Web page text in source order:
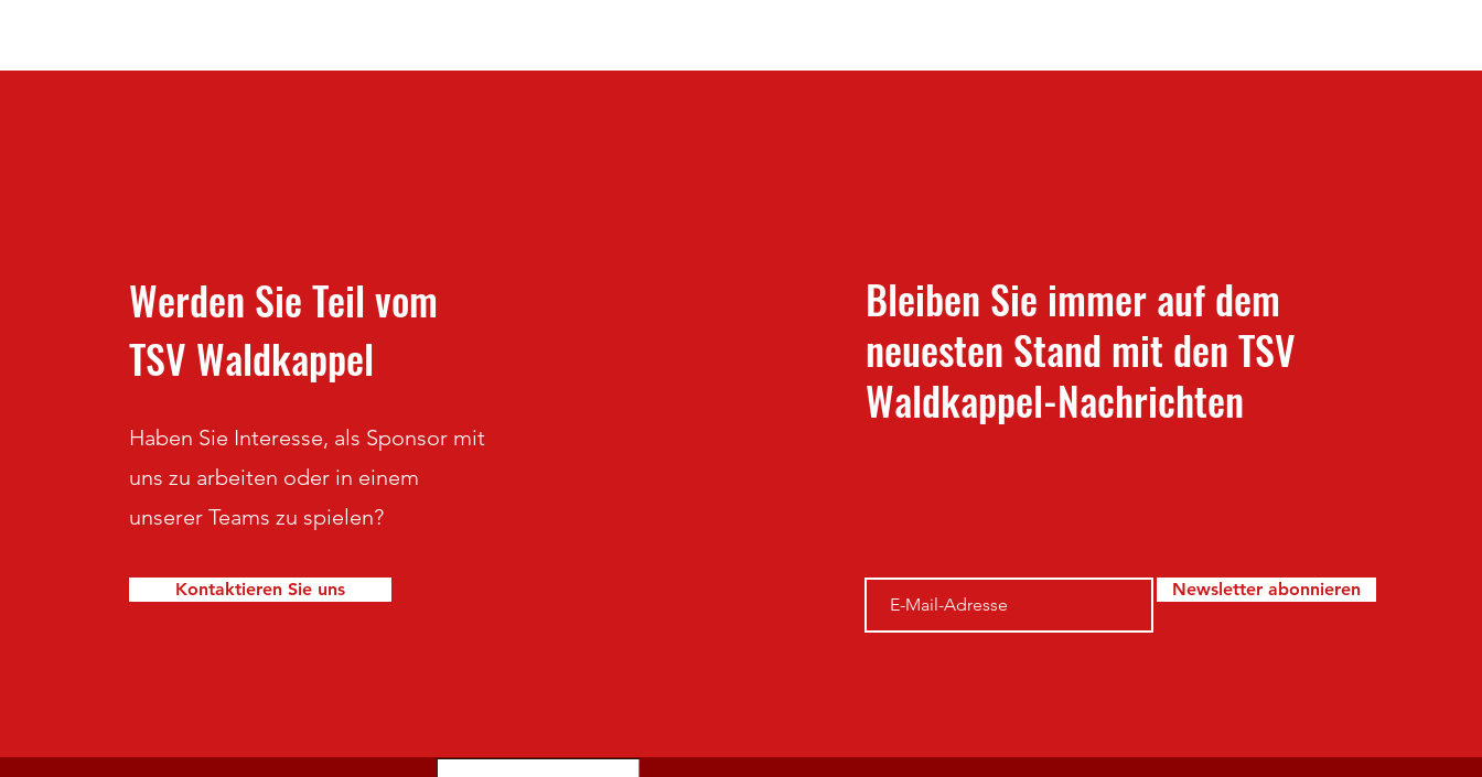
Werden Sie Teil vom
TSV Waldkappel
Haben Sie Interesse, als Sponsor mit
uns zu arbeiten oder in einem
unserer Teams zu spielen?
Kontaktieren Sie uns
Bleiben Sie immer auf dem
neuesten Stand mit den TSV
Waldkappel-Nachrichten
Newsletter abonnieren